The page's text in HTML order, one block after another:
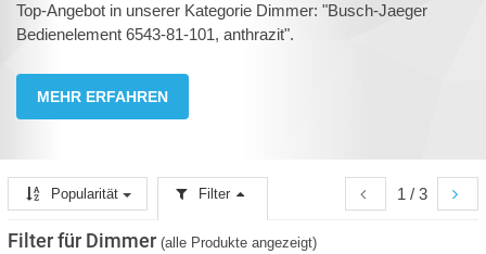
Top-Angebot in unserer Kategorie Dimmer: "Busch-Jaeger
Bedienelement 6543-81-101, anthrazit".
MEHR ERFAHREN
1 / 3
Popularität Filter
Filter für Dimmer (alle Produkte angezeigt)